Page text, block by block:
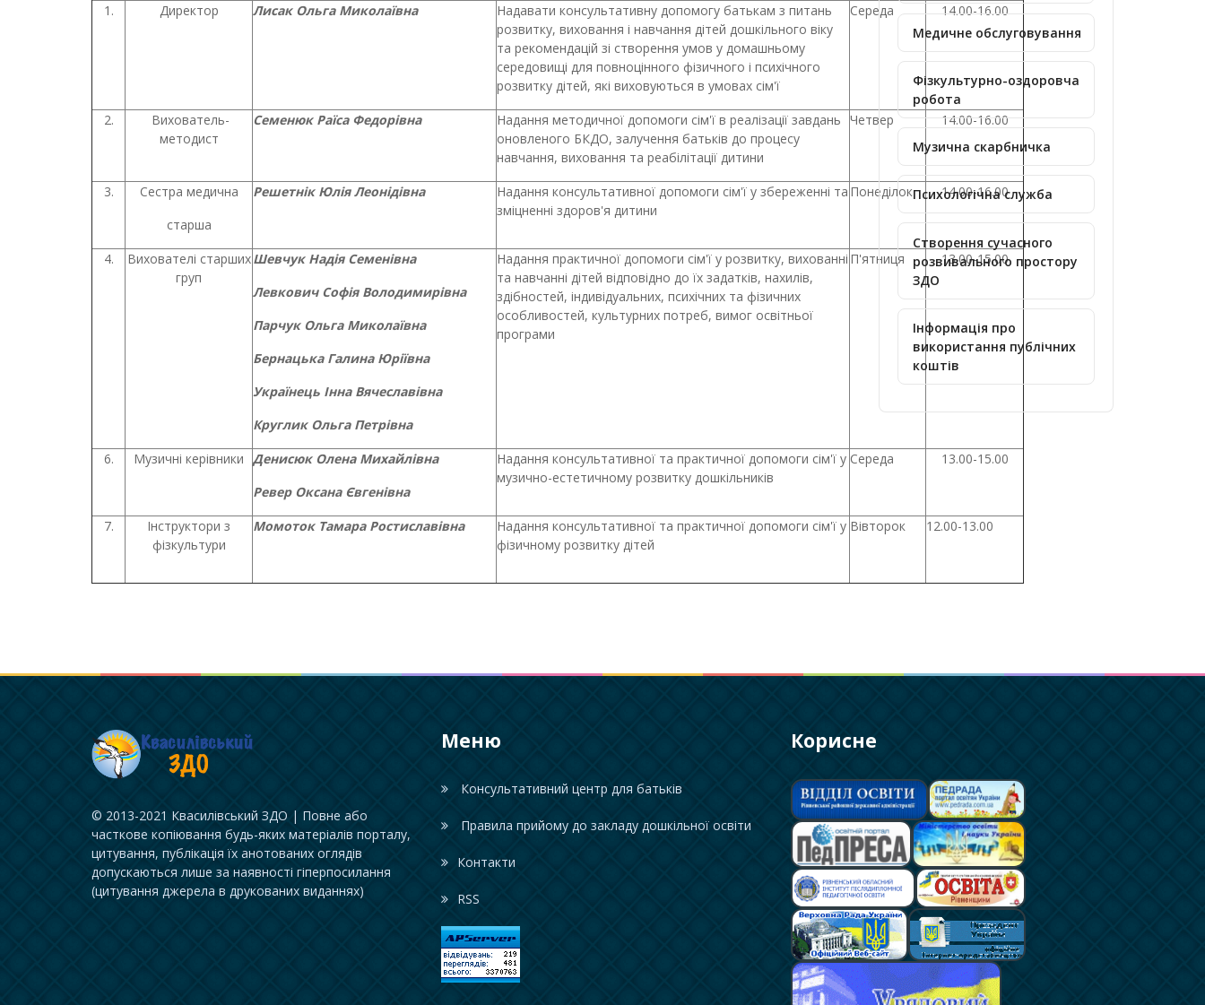
1. Директор Лисак Ольга Миколаївна
Надавати консультативну допомогу батькам з питань
розвитку, виховання і навчання дітей дошкільного віку
та рекомендацій зі створення умов у домашньому
середовищі для повноцінного фізичного і психічного
розвитку дітей, які виховуються в умовах сім'ї
Середа 14.00-16.00
2.
Вихователь-
методист
Семенюк Раїса Федорівна
Надання методичної допомоги сім'ї в реалізації завдань
оновленого БКДО, залучення батьків до процесу
навчання, виховання та реабілітації дитини
Четвер 14.00-16.00
3.
Сестра медична
старша
Решетнік Юлія Леонідівна
Надання консультативної допомоги сім'ї у збереженні та
зміцненні здоров'я дитини
Понеділок 14.00-16.00
4.
Вихователі старших
груп
Шевчук Надія Семенівна
Левкович Софія Володимирівна
Парчук Ольга Миколаївна
Бернацька Галина Юріївна
Українець Інна Вячеславівна
Круглик Ольга Петрівна
Надання практичної допомоги сім'ї у роз­витку, вихованнi
та навчаннi дiтей вiдповiдно до їх задаткiв, нахилiв,
здiбностей, iндивiдуальних, психiчних та фiзичних
особливостей, культурних потреб, вимог освітньої
програми
П'ятниця 13.00-15.00
6. Музичні керівники Денисюк Олена Михайлівна
Ревер Оксана Євгенівна
Надання консультативної та практичної допомоги сім'ї у
музично-естетичному роз­витку дошкільників
Середа 13.00-15.00
7.
Інструктори з
фізкультури
Момоток Тамара Ростиславівна
Надання консультативної та практичної допомоги сім'ї у
фізичному роз­витку дiтей
Вівторок 12.00-13.00
Медичне обслуговування
Фізкультурно-оздоровча
робота
Музична скарбничка
Психологічна служба
Створення сучасного
розвивального простору
ЗДО
Інформація про
використання публічних
коштів
© 2013-2021 Квасилівський ЗДО | Повне або
часткове копіювання будь-яких матеріалів порталу,
цитування, публікація їх анотованих оглядів
допускаються лише за наявності гіперпосилання
(цитування джерела в друкованих виданнях)
Меню
Консультативний центр для батьків
Правила прийому до закладу дошкільної освіти
Контакти
RSS
Корисне